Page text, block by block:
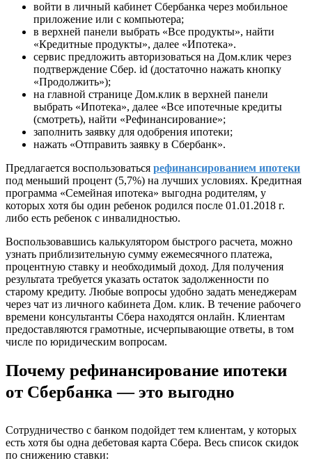
войти в личный кабинет Сбербанка через мобильное
приложение или с компьютера;
в верхней панели выбрать «Все продукты», найти
«Кредитные продукты», далее «Ипотека».
сервис предложить авторизоваться на Дом.клик через
подтверждение Сбер. id (достаточно нажать кнопку
«Продолжить»);
на главной странице Дом.клик в верхней панели
выбрать «Ипотека», далее «Все ипотечные кредиты
(смотреть), найти «Рефинансирование»;
заполнить заявку для одобрения ипотеки;
нажать «Отправить заявку в Сбербанк».
Предлагается воспользоваться рефинансированием ипотеки
под меньший процент (5,7%) на лучших условиях. Кредитная
программа «Семейная ипотека» выгодна родителям, у
которых хотя бы один ребенок родился после 01.01.2018 г.
либо есть ребенок с инвалидностью.
Воспользовавшись калькулятором быстрого расчета, можно
узнать приблизительную сумму ежемесячного платежа,
процентную ставку и необходимый доход. Для получения
результата требуется указать остаток задолженности по
старому кредиту. Любые вопросы удобно задать менеджерам
через чат из личного кабинета Дом. клик. В течение рабочего
времени консультанты Сбера находятся онлайн. Клиентам
предоставляются грамотные, исчерпывающие ответы, в том
числе по юридическим вопросам.
Почему рефинансирование ипотеки
от Сбербанка — это выгодно
Сотрудничество с банком подойдет тем клиентам, у которых
есть хотя бы одна дебетовая карта Сбера. Весь список скидок
по снижению ставки: